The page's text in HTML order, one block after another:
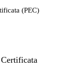
(PEC)